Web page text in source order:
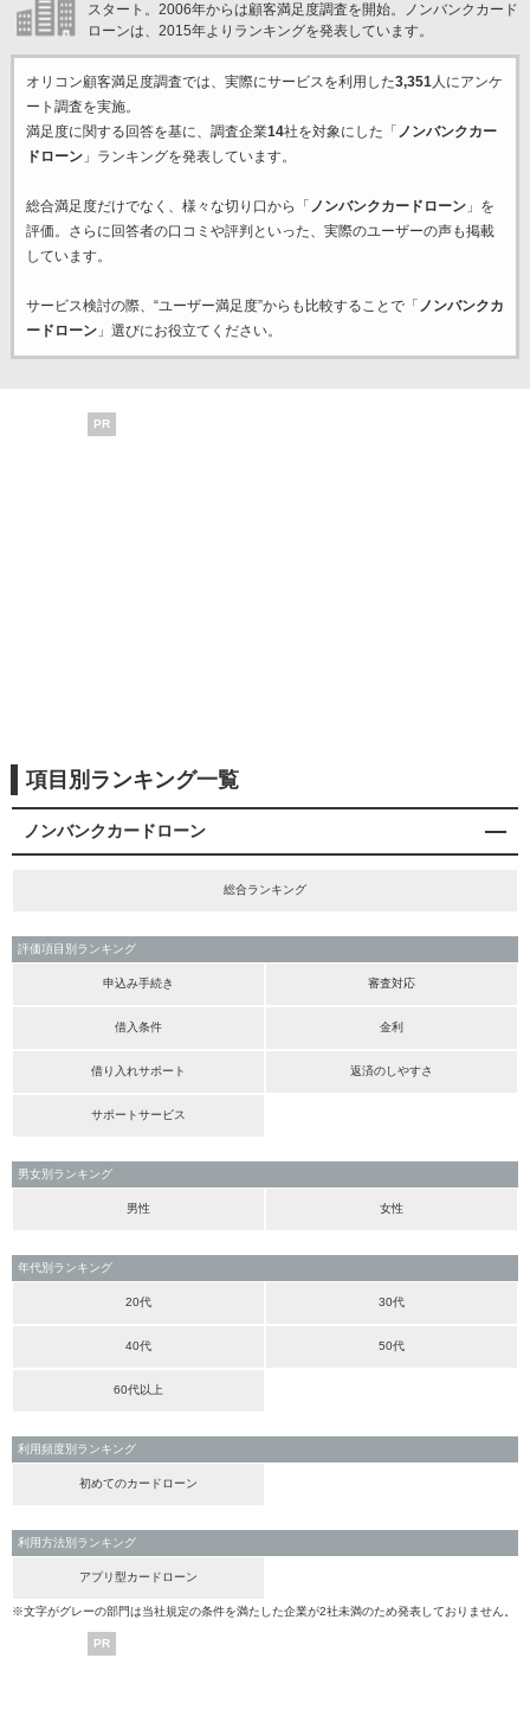
スタート。2006年からは顧客満足度調査を開始。ノンバンクカード
ローンは、2015年よりランキングを発表しています。
オリコン顧客満足度調査では、実際にサービスを利用した3,351人にアンケ
ート調査を実施。
満足度に関する回答を基に、調査企業14社を対象にした「 ノンバンクカー
ドローン」ランキングを発表しています。
総合満足度だけでなく、様々な切り口から「 ノンバンクカードローン」を
評価。さらに回答者の口コミや評判といった、実際のユーザーの声も掲載
しています。
サービス検討の際、“ユーザー満足度”からも比較することで「 ノンバンクカ
ードローン」選びにお役立てください。
PR
項目別ランキング一覧
ノンバンクカードローン
総合ランキング
評価項目別ランキング
申込み手続き 審査対応
借入条件 金利
借り入れサポート 返済のしやすさ
サポートサービス
男女別ランキング
男性 女性
年代別ランキング
20代 30代
40代 50代
60代以上
利用頻度別ランキング
初めてのカードローン
利用方法別ランキング
アプリ型カードローン
※文字がグレーの部門は当社規定の条件を満たした企業が2社未満のため発表しておりません。
PR